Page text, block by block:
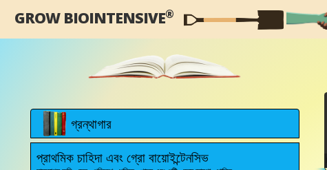
GROW BIOINTENSIVE®
গ্রন্থাগার
প্রাথমিক চাহিদা এবং গ্রো বায়োইন্টেনসিভ